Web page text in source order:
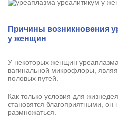
Причины возникновения
у женщин
У некоторых женщин
вагинальной микрофлоры,
половых путей.
Как только условия для
становятся благоприятными, он
размножаться.